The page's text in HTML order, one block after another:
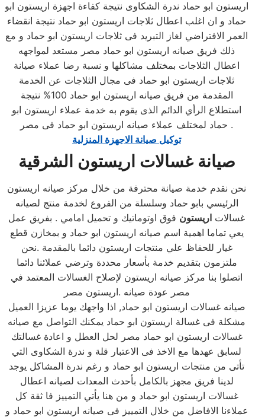
اريستون ابو حماد ندرة الشكاوى نتيجة كفاءة اجهزة اريستون ابو
حماد و ان اغلب اعطال ثلاجات اريستون ابو حماد نتيجة انقضاء
العمر الافتراضي لغاز التبريد فى ثلاجات اريستون ابو حماد و مع
ذلك فريق صيانه اريستون ابو حماد مصر مستعد لمواجهه
اعطال الثلاجات بمختلف مشاكلها و نسبة رضا عملاء صيانة
ثلاجات اريستون ابو حماد فى مجال الثلاجات عن الخدمة
المقدمة من فريق صيانه اريستون ابو حماد 100% نتيجة
استطلاع الرأي الدائم الذى يقوم به خدمة عملاء اريستون ابو
حماد لمختلف عملاء صيانه اريستون ابو حماد فى مصر .
توكيل صيانة الاجهزة المنزلية
صيانة غسالات اريستون الشرقية
نحن نقدم خدمة صيانة محترفة من خلال مركز صيانه اريستون
الرئيسي بابو حماد وسلسلة من الفروع لخدمة منتج لصيانه
غسالات اريستون فوق اوتوماتيك و تحميل امامي . بفريق عمل
يعي تماما اهمية اسم صيانه اريستون ابو حماد و بمخازن قطع
غيار للحفاظ علي منتجات اريستون دائما بالمقدمة .نحن
ملتزمون بتقديم خدمة بأسعار محددة وترضي عملائنا دائما
اتصلوا بنا مركز صيانه اريستون لإصلاح الغسالات المعتمد في
مصر عودة صيانه .اريستون مصر
صيانه غسالات اريستون ابو حماد, اذا واجهك يوما عزيزا العميل
مشكلة فى غسالة اريستون ابو حماد يمكنك التواصل مع صيانه
غسالات اريستون ابو حماد مصر لحل العطل و اعادة غسالتك
لسابق عهدها مع الاخذ فى الاعتبار قلة و ندرة الشكاوى التي
تأتى من منتجات اريستون ابو حماد و رغم ندرة المشاكل يوجد
لدينا فريق مجهز بالكامل بأحدث المعدات لصيانه اعطال
غسالات اريستون ابو حماد و من هنا يأتي التمييز فا ثقة كل
عملاءنا الافاضل من خلال التمييز فى صيانه اريستون ابو حماد و